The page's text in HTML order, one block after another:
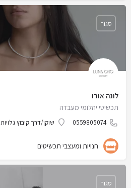
לונה אורו
תכשיטי יהלומי מעבדה
0559805074 שוקן/דרך קיבוץ גלויות
סגור
חנויות ומעצבי תכשיטים
סגור